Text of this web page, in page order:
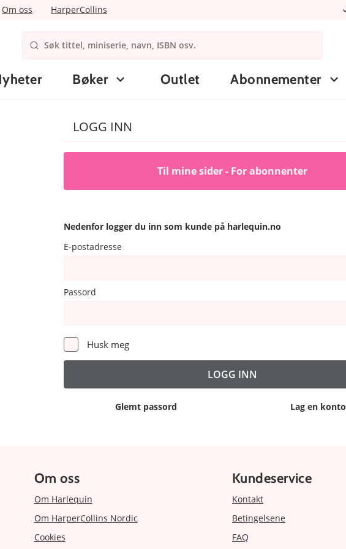
Om oss HarperCollins
Bøker Outlet Abonnementer
LOGG INN
Til mine sider - For abonnenter
Nedenfor logger du inn som kunde på harlequin.no
E-postadresse
Passord
Husk meg
Glemt passord Lag en konto
Om oss
Om Harlequin
Om HarperCollins Nordic
Cookies
Kundeservice
Kontakt
Betingelsene
FAQ